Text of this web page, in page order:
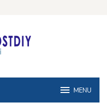
MENU